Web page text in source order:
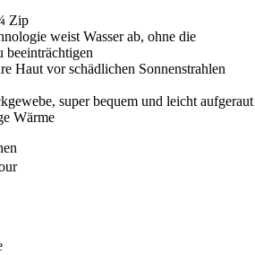
Zip
weist Wasser ab, ohne die
beeinträchtigen
Haut vor schädlichen Sonnenstrahlen
super bequem und leicht aufgeraut
Wärme